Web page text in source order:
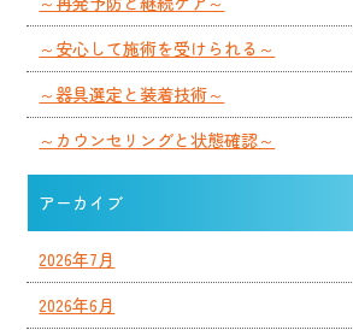
～安心して施術を受けられる～
～器具選定と装着技術～
～カウンセリングと状態確認～
アーカイブ
2026年7月
2026年6月